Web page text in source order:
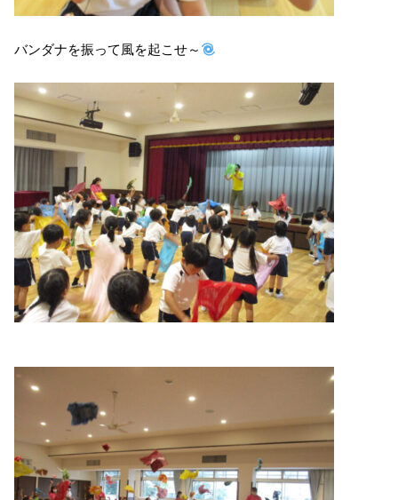
バンダナを振って風を起こせ～